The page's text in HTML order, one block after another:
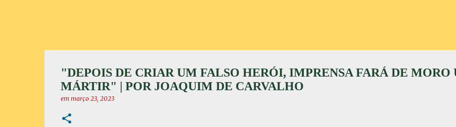
"DEPOIS DE CRIAR UM FALSO HERÓI, IMPRENSA FARÁ DE MORO
MÁRTIR" | POR JOAQUIM DE CARVALHO
em março 23, 2023